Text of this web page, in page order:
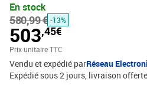
et durable.Structure robuste et stable
contreplaqué et en métal du canapé
stabilité.Expérience d'assise
confortable avec le siège, les
bien rembourrés.Design accrocheur :
moderne, ce siège de salon est
votre pièce.Couleur : gris
En stock
580,99 € -13%
503,45€
Prix unitaire TTC
Vendu et expédié parRéseau
Expédié sous 2 jours livraison offerte